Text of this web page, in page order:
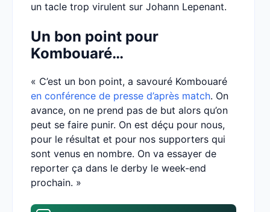
un tacle trop virulent sur Johann Lepenant.
Un bon point pour
Kombouaré…
« C’est un bon point, a savouré Kombouaré
en conférence de presse d’après match. On
avance, on ne prend pas de but alors qu’on
peut se faire punir. On est déçu pour nous,
pour le résultat et pour nos supporters qui
sont venus en nombre. On va essayer de
reporter ça dans le derby le week-end
prochain. »